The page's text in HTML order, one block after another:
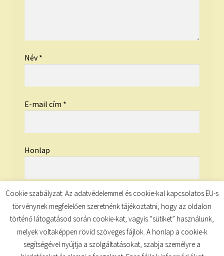
Név*
E-mail cím *
Honlap
Cookie szabályzat: Az adatvédelemmel és cookie-kal kapcsolatos EU-s
törvénynek megfelelően szeretnénk tájékoztatni, hogy az oldalon
történő látogatásod során cookie-kat, vagyis “sütiket” használunk,
melyek voltaképpen rövid szöveges fájlok. A honlap a cookie-k
segítségével nyújtja a szolgáltatásokat, szabja személyre a